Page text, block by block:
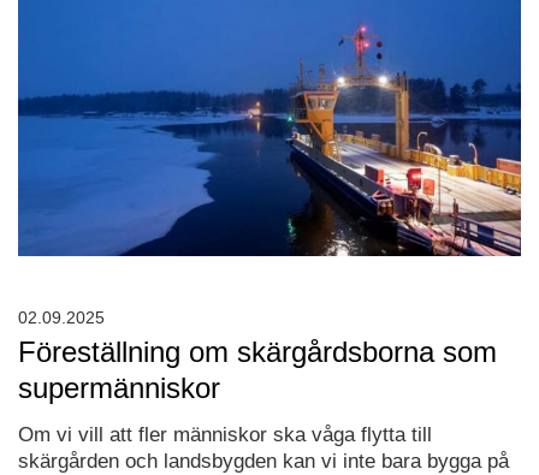
Föreställning om skärgårdsborna som
supermänniskor
Om vi vill att fler människor ska våga flytta till
skärgården och landsbygden kan vi inte bara bygga på
02.09.2025